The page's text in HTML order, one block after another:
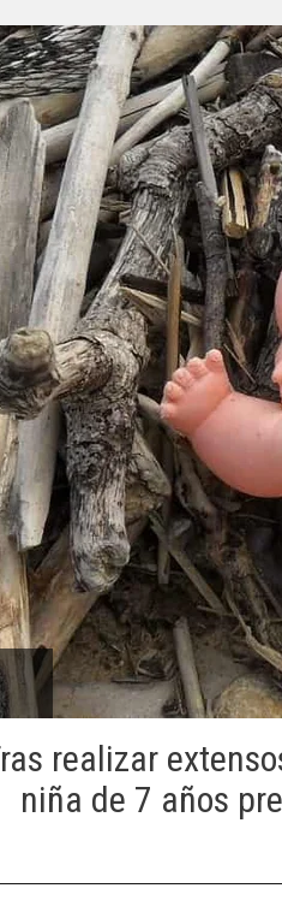
realizar
niña de 7 años